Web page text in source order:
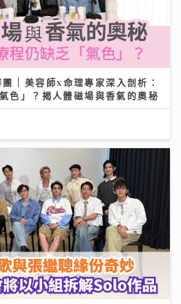
團 | 美容師x命理專家深入剖析：
色」？揭人體磁場與香氣的奧秘